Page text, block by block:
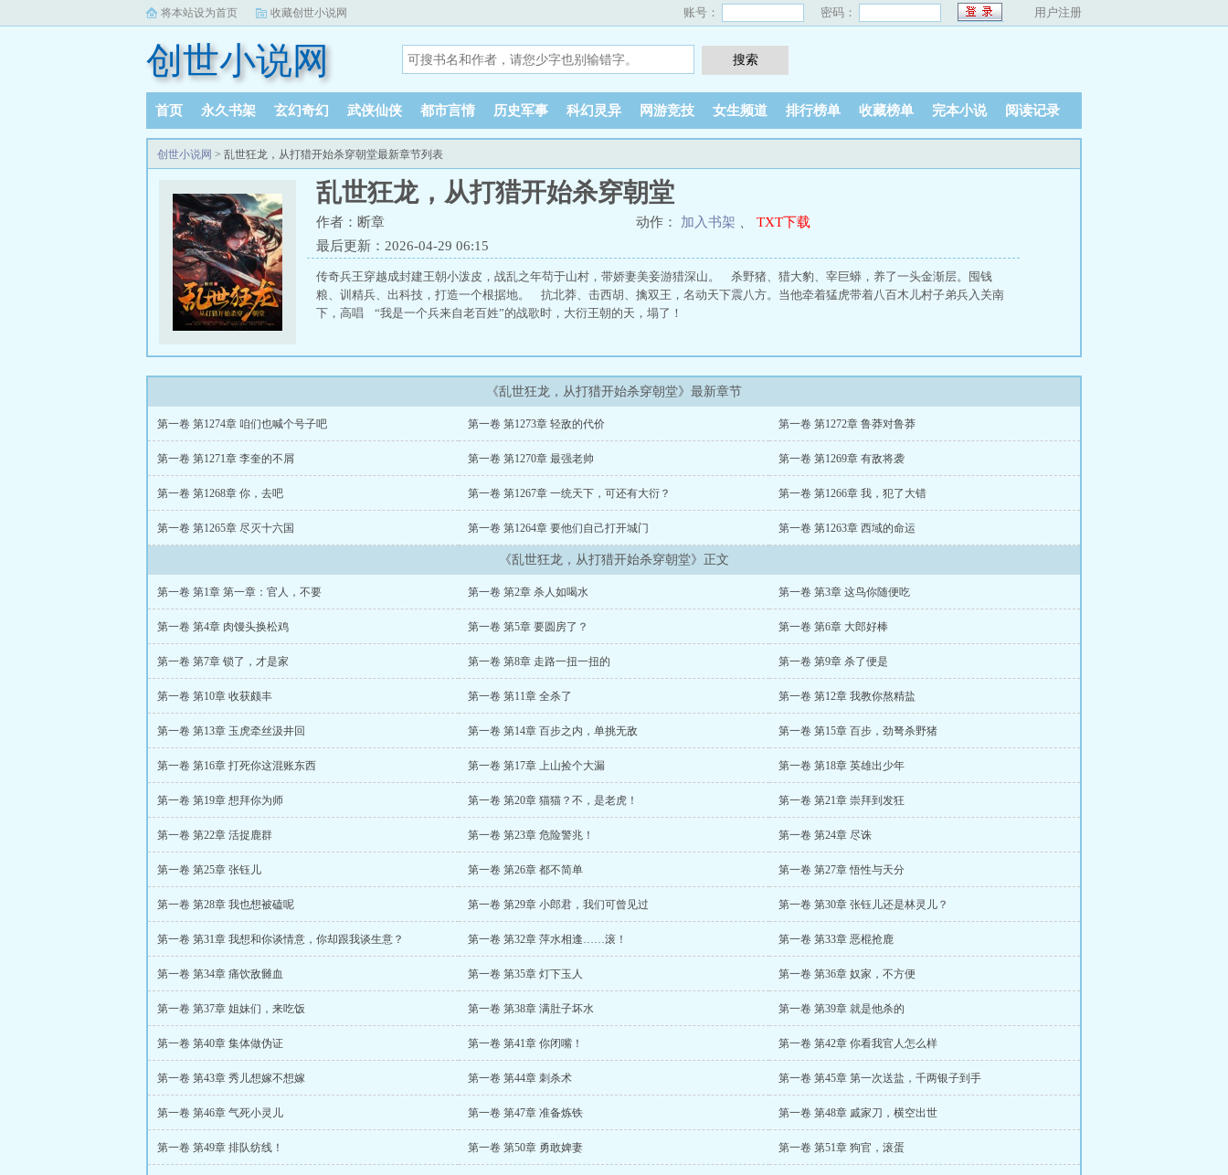
将本站设为首页 收藏创世小说网 账号： 密码： 用户注册
创世小说网
首页 永久书架 玄幻奇幻 武侠仙侠 都市言情 历史军事 科幻灵异 网游竞技 女生频道 排行榜单 收藏榜单 完本小说 阅读记录
创世小说网 > 乱世狂龙，从打猎开始杀穿朝堂最新章节列表
乱世狂龙，从打猎开始杀穿朝堂
作者：断章 动作： 加入书架
TXT下载
最后更新：2026-04-29 06:15
传奇兵王穿越成封建王朝小泼皮，战乱之年苟于山村，带娇妻美妾游猎深山。 杀野猪、猎大豹、宰巨蟒，养了一头金渐层。囤钱
粮、训精兵、出科技，打造一个根据地。 抗北莽、击西胡、擒双王，名动天下震八方。当他牵着猛虎带着八百木儿村子弟兵入关南
下，高唱 “我是一个兵来自老百姓”的战歌时，大衍王朝的天，塌了！
《乱世狂龙，从打猎开始杀穿朝堂》最新章节
第一卷 第1274章 咱们也喊个号子吧 第一卷 第1273章 轻敌的代价 第一卷 第1272章 鲁莽对鲁莽
第一卷 第1271章 李奎的不屑 第一卷 第1270章 最强老帅 第一卷 第1269章 有敌将袭
第一卷 第1268章 你，去吧 第一卷 第1267章 一统天下，可还有大衍？ 第一卷 第1266章 我，犯了大错
第一卷 第1265章 尽灭十六国 第一卷 第1264章 要他们自己打开城门 第一卷 第1263章 西域的命运
《乱世狂龙，从打猎开始杀穿朝堂》正文
第一卷 第1章 第一章：官人，不要 第一卷 第2章 杀人如喝水 第一卷 第3章 这鸟你随便吃
第一卷 第4章 肉馒头换松鸡 第一卷 第5章 要圆房了？ 第一卷 第6章 大郎好棒
第一卷 第7章 锁了，才是家 第一卷 第8章 走路一扭一扭的 第一卷 第9章 杀了便是
第一卷 第10章 收获颇丰 第一卷 第11章 全杀了 第一卷 第12章 我教你熬精盐
第一卷 第13章 玉虎牵丝汲井回 第一卷 第14章 百步之内，单挑无敌 第一卷 第15章 百步，劲弩杀野猪
第一卷 第16章 打死你这混账东西 第一卷 第17章 上山捡个大漏 第一卷 第18章 英雄出少年
第一卷 第19章 想拜你为师 第一卷 第20章 猫猫？不，是老虎！ 第一卷 第21章 崇拜到发狂
第一卷 第22章 活捉鹿群 第一卷 第23章 危险警兆！ 第一卷 第24章 尽诛
第一卷 第25章 张钰儿 第一卷 第26章 都不简单 第一卷 第27章 悟性与天分
第一卷 第28章 我也想被磕呢 第一卷 第29章 小郎君，我们可曾见过 第一卷 第30章 张钰儿还是林灵儿？
第一卷 第31章 我想和你谈情意，你却跟我谈生意？ 第一卷 第32章 萍水相逢……滚！ 第一卷 第33章 恶棍抢鹿
第一卷 第34章 痛饮敌雠血 第一卷 第35章 灯下玉人 第一卷 第36章 奴家，不方便
第一卷 第37章 姐妹们，来吃饭 第一卷 第38章 满肚子坏水 第一卷 第39章 就是他杀的
第一卷 第40章 集体做伪证 第一卷 第41章 你闭嘴！ 第一卷 第42章 你看我官人怎么样
第一卷 第43章 秀儿想嫁不想嫁 第一卷 第44章 刺杀术 第一卷 第45章 第一次送盐，千两银子到手
第一卷 第46章 气死小灵儿 第一卷 第47章 准备炼铁 第一卷 第48章 戚家刀，横空出世
第一卷 第49章 排队纺线！ 第一卷 第50章 勇敢婢妻 第一卷 第51章 狗官，滚蛋